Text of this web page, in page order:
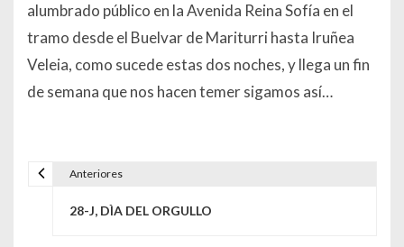
alumbrado público en la Avenida Reina Sofía en el
tramo desde el Buelvar de Mariturri hasta Iruñea
Veleia, como sucede estas dos noches, y llega un fin
de semana que nos hacen temer sigamos así…
Anteriores
28-J, DÌA DEL ORGULLO